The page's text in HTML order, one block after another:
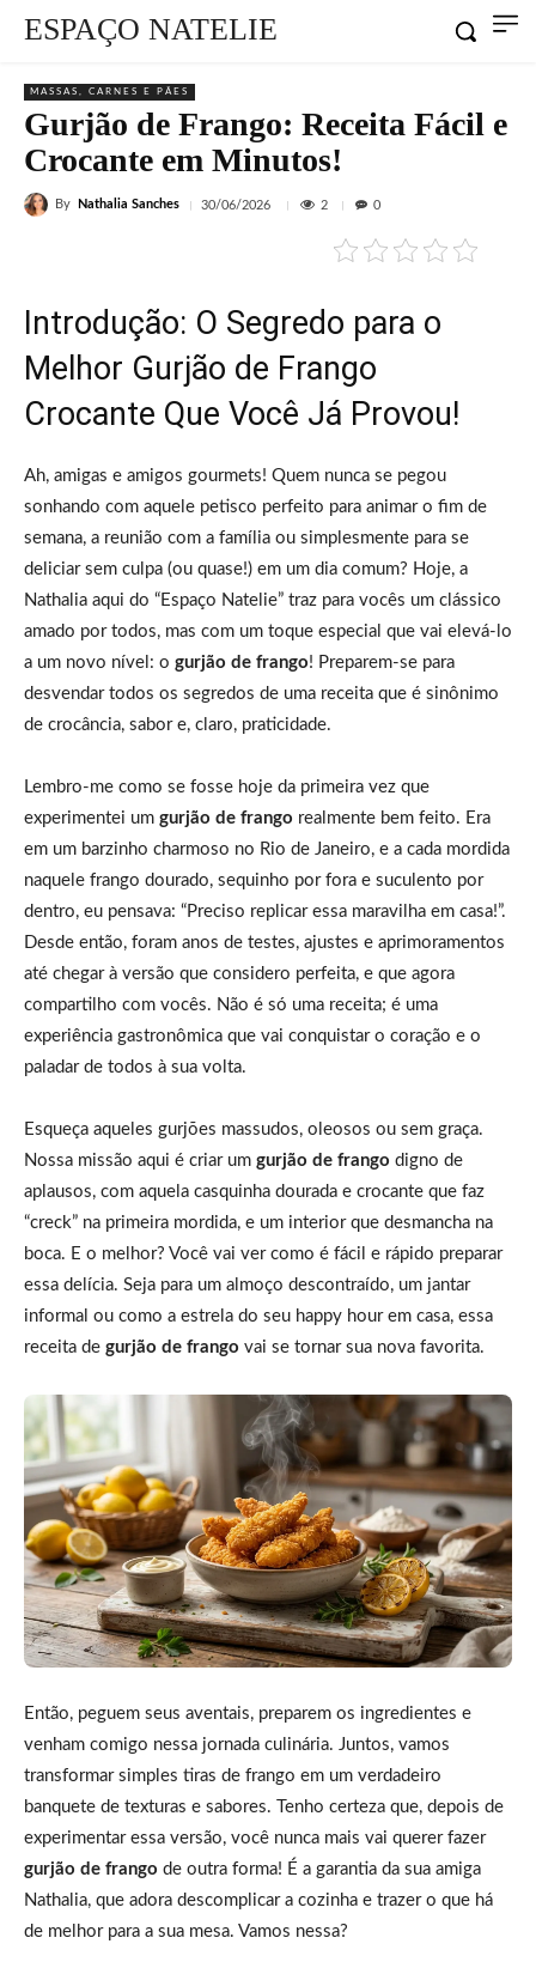
ESPAÇO NATELIE
MASSAS, CARNES E PÃES
Gurjão de Frango: Receita Fácil e
Crocante em Minutos!
By Nathalia Sanches 30/06/2026 2 0
Introdução: O Segredo para o
Melhor Gurjão de Frango
Crocante Que Você Já Provou!
Ah, amigas e amigos gourmets! Quem nunca se pegou
sonhando com aquele petisco perfeito para animar o fim de
semana, a reunião com a família ou simplesmente para se
deliciar sem culpa (ou quase!) em um dia comum? Hoje, a
Nathalia aqui do “Espaço Natelie” traz para vocês um clássico
amado por todos, mas com um toque especial que vai elevá-lo
a um novo nível: o gurjão de frango! Preparem-se para
desvendar todos os segredos de uma receita que é sinônimo
de crocância, sabor e, claro, praticidade.
Lembro-me como se fosse hoje da primeira vez que
experimentei um gurjão de frango realmente bem feito. Era
em um barzinho charmoso no Rio de Janeiro, e a cada mordida
naquele frango dourado, sequinho por fora e suculento por
dentro, eu pensava: “Preciso replicar essa maravilha em casa!”.
Desde então, foram anos de testes, ajustes e aprimoramentos
até chegar à versão que considero perfeita, e que agora
compartilho com vocês. Não é só uma receita; é uma
experiência gastronômica que vai conquistar o coração e o
paladar de todos à sua volta.
Esqueça aqueles gurjões massudos, oleosos ou sem graça.
Nossa missão aqui é criar um gurjão de frango digno de
aplausos, com aquela casquinha dourada e crocante que faz
“creck” na primeira mordida, e um interior que desmancha na
boca. E o melhor? Você vai ver como é fácil e rápido preparar
essa delícia. Seja para um almoço descontraído, um jantar
informal ou como a estrela do seu happy hour em casa, essa
receita de gurjão de frango vai se tornar sua nova favorita.
Então, peguem seus aventais, preparem os ingredientes e
venham comigo nessa jornada culinária. Juntos, vamos
transformar simples tiras de frango em um verdadeiro
banquete de texturas e sabores. Tenho certeza que, depois de
experimentar essa versão, você nunca mais vai querer fazer
gurjão de frango de outra forma! É a garantia da sua amiga
Nathalia, que adora descomplicar a cozinha e trazer o que há
de melhor para a sua mesa. Vamos nessa?